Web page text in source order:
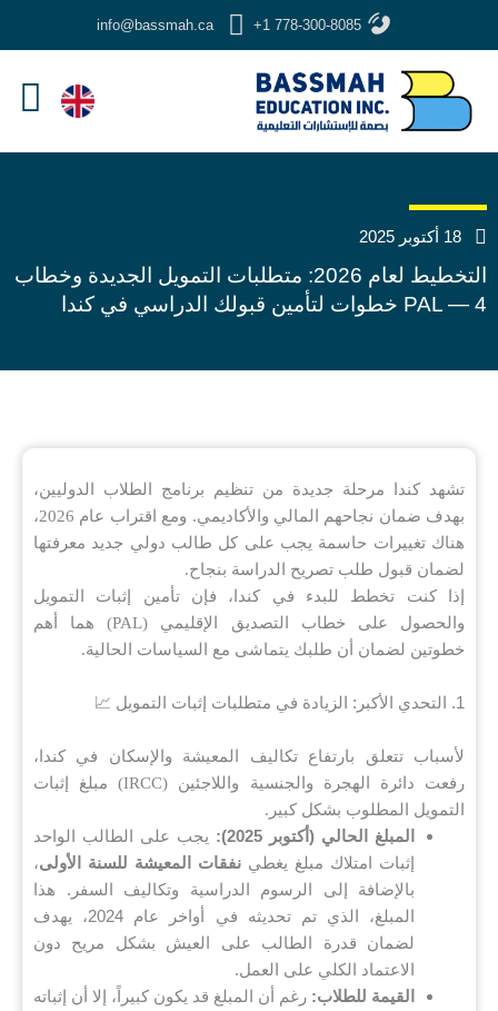
المحتوى
+1 778-300-8085
info@bassmah.ca
18 أكتوبر 2025
التخطيط لعام 2026: متطلبات التمويل الجديدة وخطاب
PAL — 4 خطوات لتأمين قبولك الدراسي في كندا
تشهد كندا مرحلة جديدة من تنظيم برنامج الطلاب الدوليين،
بهدف ضمان نجاحهم المالي والأكاديمي. ومع اقتراب عام 2026،
هناك تغييرات حاسمة يجب على كل طالب دولي جديد معرفتها
لضمان قبول طلب تصريح الدراسة بنجاح.
إذا كنت تخطط للبدء في كندا، فإن تأمين إثبات التمويل
والحصول على خطاب التصديق الإقليمي (PAL) هما أهم
خطوتين لضمان أن طلبك يتماشى مع السياسات الحالية.
1. التحدي الأكبر: الزيادة في متطلبات إثبات التمويل 📈
لأسباب تتعلق بارتفاع تكاليف المعيشة والإسكان في كندا،
رفعت دائرة الهجرة والجنسية واللاجئين (IRCC) مبلغ إثبات
التمويل المطلوب بشكل كبير.
المبلغ الحالي (أكتوبر 2025):
يجب على الطالب الواحد
إثبات امتلاك مبلغ يغطي نفقات المعيشة للسنة الأولى،
بالإضافة إلى الرسوم الدراسية وتكاليف السفر. هذا
المبلغ، الذي تم تحديثه في أواخر عام 2024، يهدف
لضمان قدرة الطالب على العيش بشكل مريح دون
الاعتماد الكلي على العمل.
القيمة للطلاب: رغم أن المبلغ قد يكون كبيراً، إلا أن إثباته